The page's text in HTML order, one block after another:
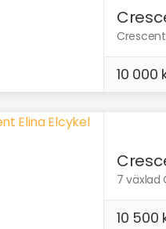
Crescent
10 000
7 växlad
10 500